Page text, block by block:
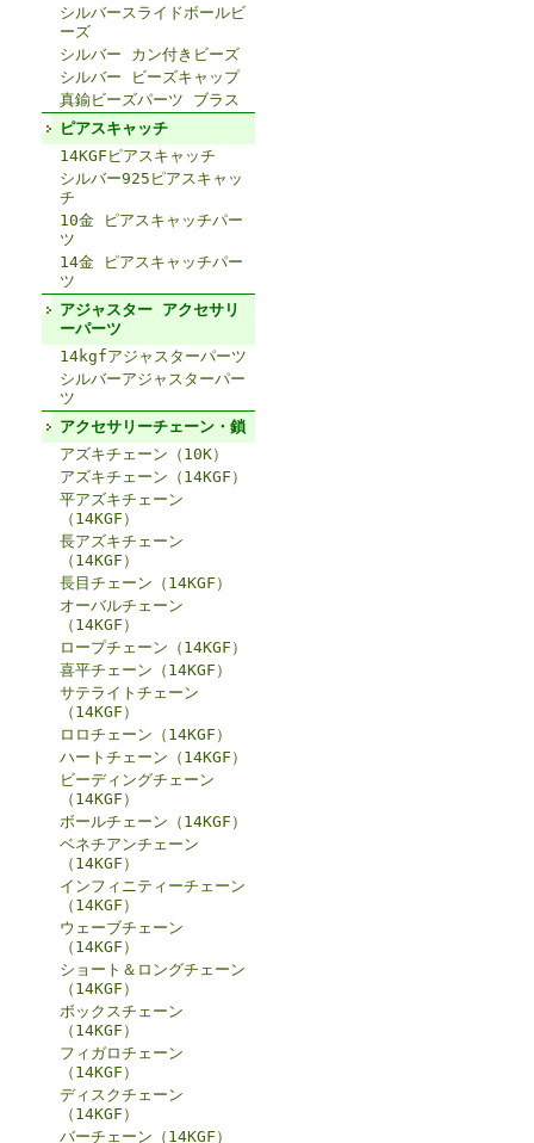
シルバースライドボールビ
ーズ
シルバー カン付きビーズ
シルバー ビーズキャップ
真鍮ビーズパーツ ブラス
ピアスキャッチ
14KGFピアスキャッチ
シルバー925ピアスキャッ
チ
10金 ピアスキャッチパー
ツ
14金 ピアスキャッチパー
ツ
アジャスター アクセサリ
ーパーツ
14kgfアジャスターパーツ
シルバーアジャスターパー
ツ
アクセサリーチェーン・鎖
アズキチェーン（10K）
アズキチェーン（14KGF）
平アズキチェーン
（14KGF）
長アズキチェーン
（14KGF）
長目チェーン（14KGF）
オーバルチェーン
（14KGF）
ロープチェーン（14KGF）
喜平チェーン（14KGF）
サテライトチェーン
（14KGF）
ロロチェーン（14KGF）
ハートチェーン（14KGF）
ビーディングチェーン
（14KGF）
ボールチェーン（14KGF）
ベネチアンチェーン
（14KGF）
インフィニティーチェーン
（14KGF）
ウェーブチェーン
（14KGF）
ショート＆ロングチェーン
（14KGF）
ボックスチェーン
（14KGF）
フィガロチェーン
（14KGF）
ディスクチェーン
（14KGF）
バーチェーン（14KGF）